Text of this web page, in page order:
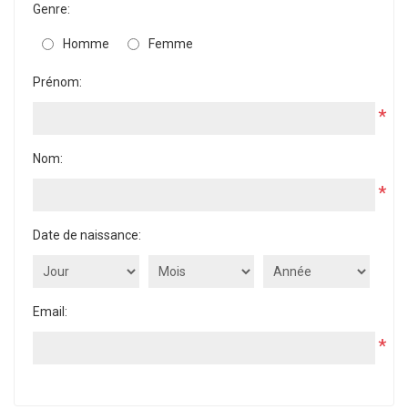
Genre:
Homme Femme
Prénom:
*
Nom:
*
Date de naissance:
Email:
*